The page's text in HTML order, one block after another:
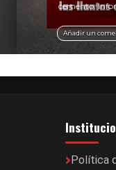
Añadir un
cemento.
vial y
Política